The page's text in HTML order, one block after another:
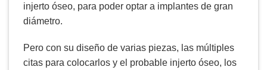
injerto óseo, para poder optar a implantes de gran
diámetro.
Pero con su diseño de varias piezas, las múltiples
citas para colocarlos y el probable injerto óseo, los